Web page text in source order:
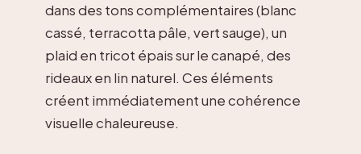
dans des tons complémentaires (blanc
cassé, terracotta pâle, vert sauge), un
plaid en tricot épais sur le canapé, des
rideaux en lin naturel. Ces éléments
créent immédiatement une cohérence
visuelle chaleureuse.